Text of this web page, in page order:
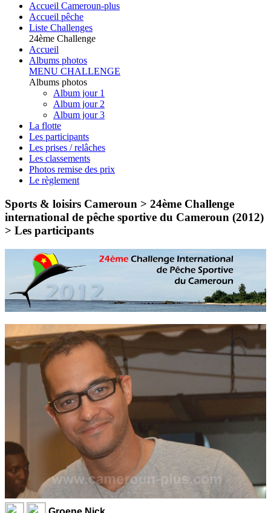
Accueil Cameroun-plus
Accueil pêche
Liste Challenges
24ème Challenge
Accueil
Albums photos
MENU CHALLENGE
Albums photos
Album jour 1
Album jour 2
Album jour 3
La flotte
Les participants
Les prises / relâches
Les classements
Photos remise des prix
Le règlement
Sports & loisirs Cameroun > 24ème Challenge
international de pêche sportive du Cameroun (2012)
> Les participants